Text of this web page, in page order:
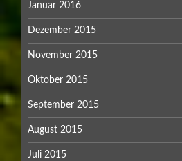
Januar 2016
Dezember 2015
November 2015
Oktober 2015
September 2015
August 2015
Juli 2015